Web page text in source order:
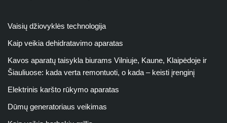
Vaisių džiovyklės technologija
Kaip veikia dehidratavimo aparatas
Kavos aparatų taisykla biurams Vilniuje, Kaune, Klaipėdoje ir
Šiauliuose: kada verta remontuoti, o kada – keisti įrenginį
Elektrinis karšto rūkymo aparatas
Dūmų generatoriaus veikimas